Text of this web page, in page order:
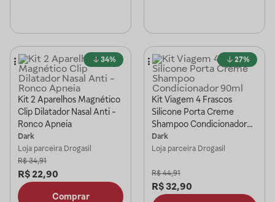
34%
Kit 2 Aparelhos Magnético
Clip Dilatador Nasal Anti -
Ronco Apneia
Dark
Loja parceira Drogasil
R$ 34,91
R$ 22,90
Comprar
27%
Kit Viagem 4 Frascos
Silicone Porta Creme
Shampoo Condicionador
90ml
Dark
Loja parceira Drogasil
R$ 44,91
R$32,90